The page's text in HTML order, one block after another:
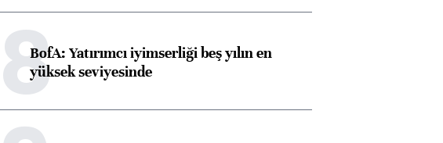
8BofA: Yatırımcı iyimserliği beş yılın en
yüksek seviyesinde